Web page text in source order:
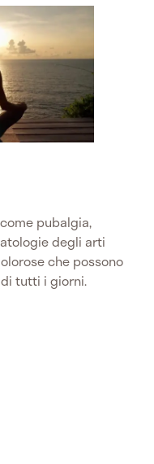
pubalgia,
degli arti
che possono
tutti i giorni.